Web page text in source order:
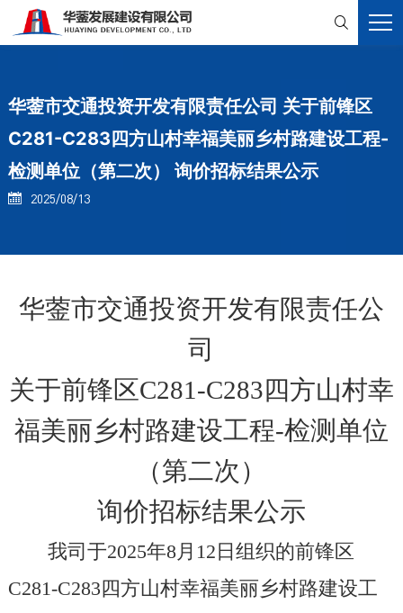

华蓥市交通投资开发有限责任公司 关于前锋区
C281-C283四方山村幸福美丽乡村路建设工程-
检测单位（第二次） 询价招标结果公示
 2025/08/13
华蓥市交通投资开发有限责任公
司
关于前锋区C281-C283四方山村幸
福美丽乡村路建设工程-检测单位
（第二次）
询价招标结果公示
我司于2025年8月 12日组织的前锋区
C281-C283四方山村幸福美丽乡村路建设工